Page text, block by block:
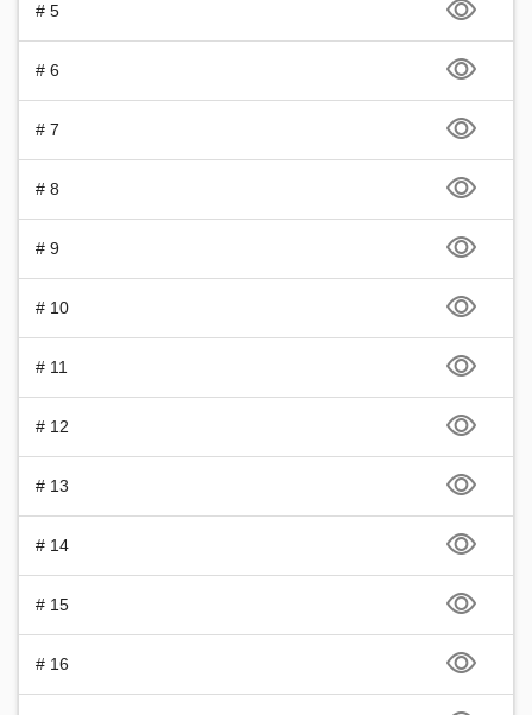
# 5
# 6
# 7
# 8
# 9
# 10
# 11
# 12
# 13
# 14
# 15
# 16